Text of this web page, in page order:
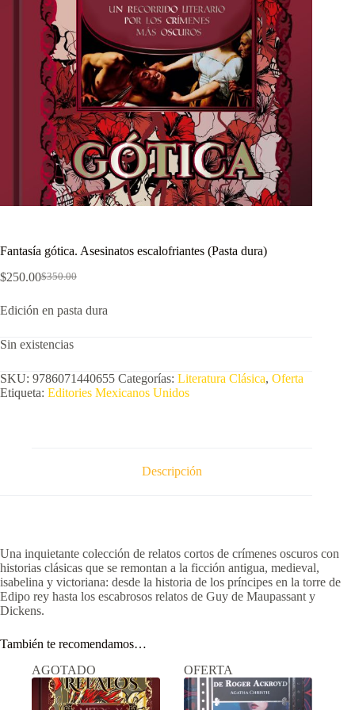
Fantasía gótica. Asesinatos escalofriantes (Pasta dura)
$350.00
El
original
$350.00.
$250.00El
actual
$250.00.
Edición en pasta dura
Sin existencias
SKU: 9786071440655 Categorías: Literatura Clásica, Oferta
Etiqueta: Editories Mexicanos Unidos
Descripción
Una inquietante colección de relatos cortos de crímenes oscuros con
historias clásicas que se remontan a la ficción antigua, medieval,
isabelina y victoriana: desde la historia de los príncipes en la torre de
Edipo rey hasta los escabrosos relatos de Guy de Maupassant y
Dickens.
También te recomendamos…
AGOTADO
OFERTA